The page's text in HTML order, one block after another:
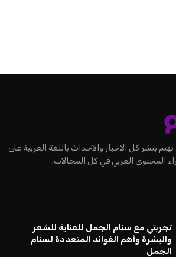
بنشر كل الاخبار والاحداث باللغة العربية على
المحتوى العربي في كل المجالات.
تجربتي مع سنام الجمل للعناية للشعر
والبشرة وأهم الفوائد المتعددة لسنام
الجمل